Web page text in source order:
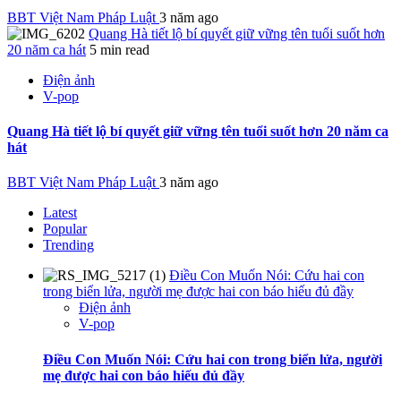
BBT Việt Nam Pháp Luật 3 năm ago
Quang Hà tiết lộ bí quyết giữ vững tên tuổi suốt hơn
20 năm ca hát 5 min read
Điện ảnh
V-pop
Quang Hà tiết lộ bí quyết giữ vững tên tuổi suốt hơn 20 năm ca
hát
BBT Việt Nam Pháp Luật 3 năm ago
Latest
Popular
Trending
Điều Con Muốn Nói: Cứu hai con
trong biển lửa, người mẹ được hai con báo hiếu đủ đầy
Điện ảnh
V-pop
Điều Con Muốn Nói: Cứu hai con trong biển lửa, người
mẹ được hai con báo hiếu đủ đầy